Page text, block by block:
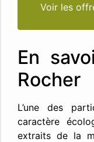
Voir les
En
Rocher
L’une des
caractère
extraits de la